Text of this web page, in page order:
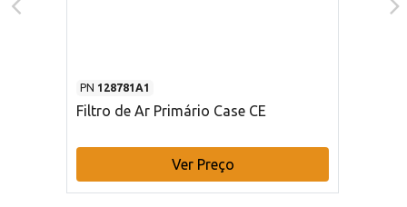
PN 128781A1
Filtro de Ar Primário Case CE
Ver Preço